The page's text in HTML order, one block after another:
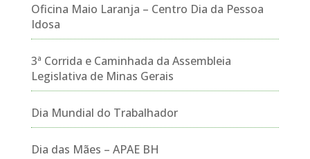
Oficina Maio Laranja – Centro Dia da Pessoa
Idosa
3ª Corrida e Caminhada da Assembleia
Legislativa de Minas Gerais
Dia Mundial do Trabalhador
Dia das Mães – APAE BH